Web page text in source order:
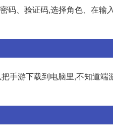
码、验证码,选择角色、在
手游下载到电脑里,不知道